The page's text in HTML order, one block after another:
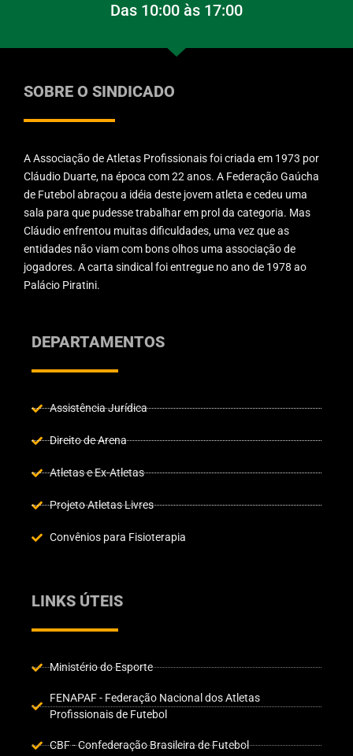
Das 10:00 às 17:00
SOBRE O SINDICADO
A Associação de Atletas Profissionais foi criada em 1973 por
Cláudio Duarte, na época com 22 anos. A Federação Gaúcha
de Futebol abraçou a idéia deste jovem atleta e cedeu uma
sala para que pudesse trabalhar em prol da categoria. Mas
Cláudio enfrentou muitas dificuldades, uma vez que as
entidades não viam com bons olhos uma associação de
jogadores. A carta sindical foi entregue no ano de 1978 ao
Palácio Piratini.
DEPARTAMENTOS
Assistência Jurídica
Direito de Arena
Atletas e Ex-Atletas
Projeto Atletas Livres
Convênios para Fisioterapia
LINKS ÚTEIS
Ministério do Esporte
FENAPAF - Federação Nacional dos Atletas
Profissionais de Futebol
CBF - Confederação Brasileira de Futebol